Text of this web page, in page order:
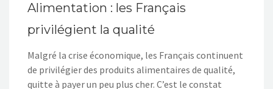
Alimentation : les Français
privilégient la qualité
Malgré la crise économique, les Français continuent
de privilégier des produits alimentaires de qualité,
quitte à payer un peu plus cher. C’est le constat